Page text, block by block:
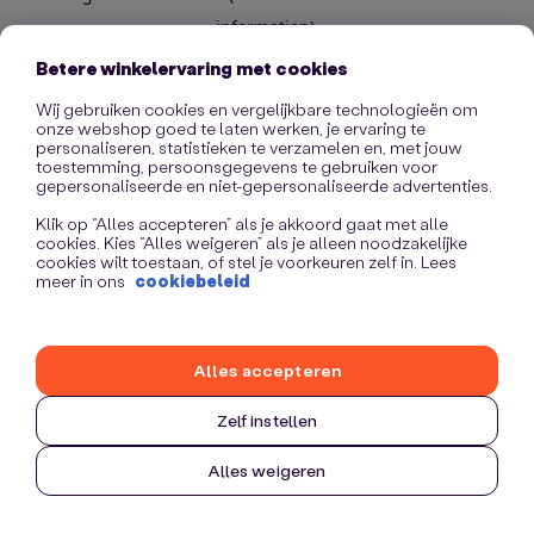
information).
Betere winkelervaring met cookies
Wij gebruiken cookies en vergelijkbare technologieën om
onze webshop goed te laten werken, je ervaring te
personaliseren, statistieken te verzamelen en, met jouw
toestemming, persoonsgegevens te gebruiken voor
gepersonaliseerde en niet-gepersonaliseerde advertenties.
Klik op “Alles accepteren” als je akkoord gaat met alle
cookies. Kies “Alles weigeren” als je alleen noodzakelijke
cookies wilt toestaan, of stel je voorkeuren zelf in. Lees
meer in ons cookiebeleid
Zelf instellen
Alles weigeren
Alles accepteren